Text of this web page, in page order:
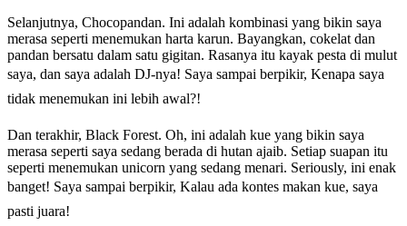
Selanjutnya, Chocopandan. Ini adalah kombinasi yang bikin saya
merasa seperti menemukan harta karun. Bayangkan, cokelat dan
pandan bersatu dalam satu gigitan. Rasanya itu kayak pesta di mulut
saya, dan saya adalah DJ-nya! Saya sampai berpikir, Kenapa saya
tidak menemukan ini lebih awal?!
Dan terakhir, Black Forest. Oh, ini adalah kue yang bikin saya
merasa seperti saya sedang berada di hutan ajaib. Setiap suapan itu
seperti menemukan unicorn yang sedang menari. Seriously, ini enak
banget! Saya sampai berpikir, Kalau ada kontes makan kue, saya
pasti juara!